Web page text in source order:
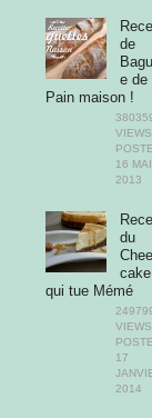
de
e de
Pain maison !
16 MAI
2013
du
cake
qui tue Mémé
17
2014